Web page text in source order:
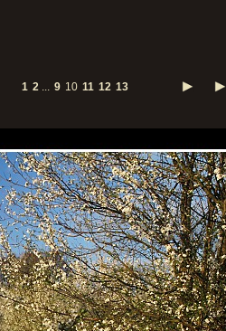
1 2... 9 10 11 12 13